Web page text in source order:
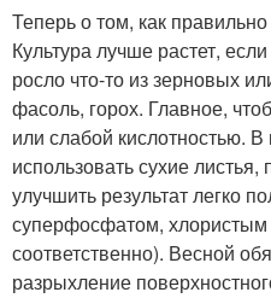
Теперь о том, как
Культура лучше растет,
росло что-то из зерновых
фасоль, горох. Главное,
или слабой кислотностью.
использовать сухие
улучшить результат легко
суперфосфатом, хлористым
соответственно). Весной
разрыхление